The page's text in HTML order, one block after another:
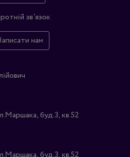
зв'язок
нам
буд.3, кв.52
буд.3, кв.52